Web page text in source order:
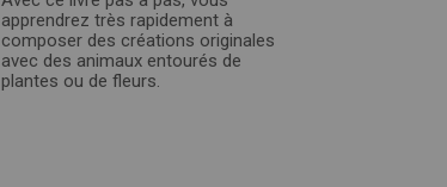
apprendrez très rapidement à
composer des créations originales
avec des animaux entourés de
plantes ou de fleurs.